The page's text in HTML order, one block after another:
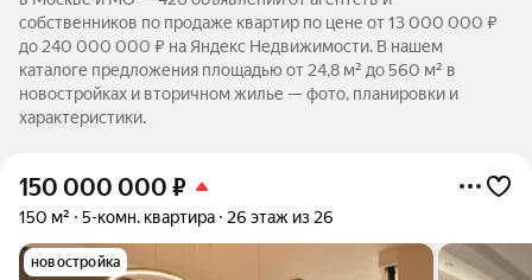
собственников по продаже квартир по цене от 13 000 000 ₽
до 240 000 000 ₽ на Яндекс Недвижимости. В нашем
каталоге предложения площадью от 24,8 м² до 560 м² в
новостройках и вторичном жилье — фото, планировки и
характеристики.
150 000 000 ₽
150 м² 5-комн. квартира 26 этаж из 26
новостройка